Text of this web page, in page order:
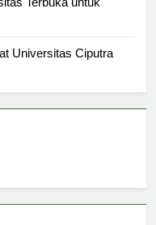
Terbuka untuk
Universitas Ciputra